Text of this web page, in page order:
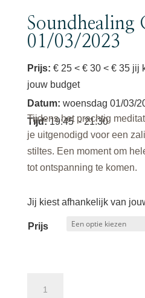
Soundhealing
01/03/2023
Prijs: € 25 < € 30 < € 35 jij
jouw budget
Datum: woensdag 01/03/
Tijd:19:45 - 21:30
Tijdens het prachtig
je uitgenodigd voor een
stiltes. Een moment om
tot ontspanning te komen.
Jij kiest afhankelijk van
Prijs